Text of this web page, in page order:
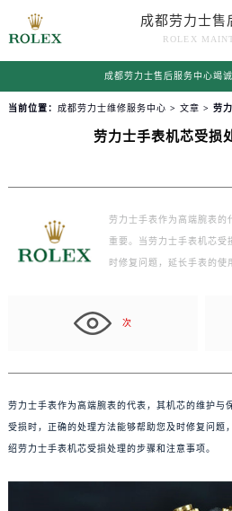
成都劳力士售
ROLEX
成都劳力士售后服务中心竭
当前位置： 成都劳力士维修服务中心 > 文章 > 劳
劳力士手表机芯受损
劳力士手表作为高端腕表的
重要。当劳力士手表机芯受
时修复问题，延长手表的使
次
劳力士手表作为高端腕表的代表，其机芯的维护与
受损时，正确的处理方法能够帮助您及时修复问题
绍劳力士手表机芯受损处理的步骤和注意事项。